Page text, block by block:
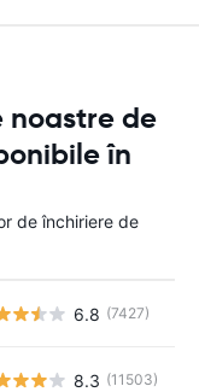
noastre de
în
de închiriere de
6.8 (7427)
8.3 (11503)